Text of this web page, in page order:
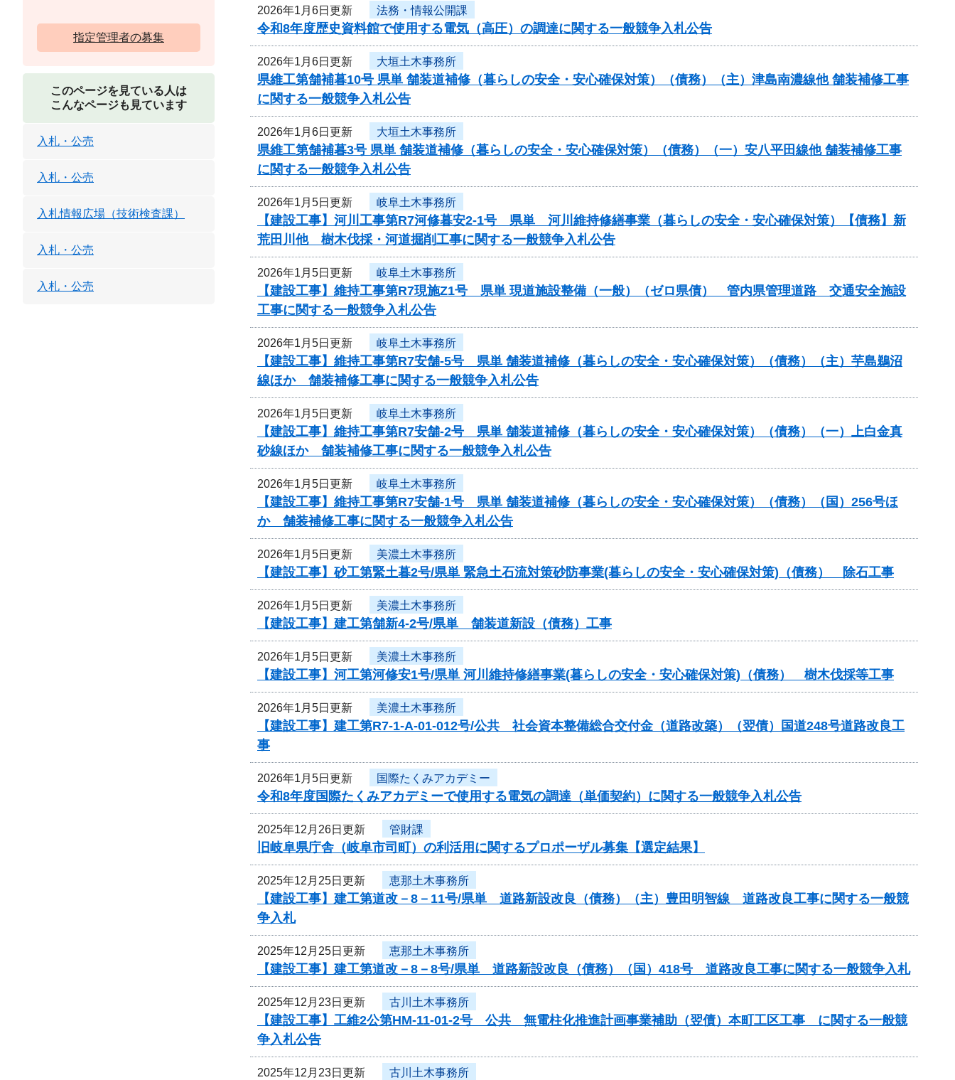
2026年1月6日更新 法務・情報公開課
令和8年度歴史資料館で使用する電気（高圧）の調達に関する一般競争入札公告
2026年1月6日更新 大垣土木事務所
県維工第舗補暮10号 県単 舗装道補修（暮らしの安全・安心確保対策）（債務）（主）津島南濃線他 舗装補修工事
に関する一般競争入札公告
2026年1月6日更新 大垣土木事務所
県維工第舗補暮3号 県単 舗装道補修（暮らしの安全・安心確保対策）（債務）（一）安八平田線他 舗装補修工事
に関する一般競争入札公告
2026年1月5日更新 岐阜土木事務所
【建設工事】河川工事第R7河修暮安2-1号 県単 河川維持修繕事業（暮らしの安全・安心確保対策）【債務】新
荒田川他 樹木伐採・河道掘削工事に関する一般競争入札公告
2026年1月5日更新 岐阜土木事務所
【建設工事】維持工事第R7現施Z1号 県単 現道施設整備（一般）（ゼロ県債） 管内県管理道路 交通安全施設
工事に関する一般競争入札公告
2026年1月5日更新 岐阜土木事務所
【建設工事】維持工事第R7安舗-5号 県単 舗装道補修（暮らしの安全・安心確保対策）（債務）（主）芋島鵜沼
線ほか 舗装補修工事に関する一般競争入札公告
2026年1月5日更新 岐阜土木事務所
【建設工事】維持工事第R7安舗-2号 県単 舗装道補修（暮らしの安全・安心確保対策）（債務）（一）上白金真
砂線ほか 舗装補修工事に関する一般競争入札公告
2026年1月5日更新 岐阜土木事務所
【建設工事】維持工事第R7安舗-1号 県単 舗装道補修（暮らしの安全・安心確保対策）（債務）（国）256号ほ
か 舗装補修工事に関する一般競争入札公告
2026年1月5日更新 美濃土木事務所
【建設工事】砂工第緊土暮2号/県単 緊急土石流対策砂防事業(暮らしの安全・安心確保対策)（債務） 除石工事
2026年1月5日更新 美濃土木事務所
【建設工事】建工第舗新4-2号/県単 舗装道新設（債務）工事
2026年1月5日更新 美濃土木事務所
【建設工事】河工第河修安1号/県単 河川維持修繕事業(暮らしの安全・安心確保対策)（債務） 樹木伐採等工事
2026年1月5日更新 美濃土木事務所
【建設工事】建工第R7-1-A-01-012号/公共 社会資本整備総合交付金（道路改築）（翌債）国道248号道路改良工
事
2026年1月5日更新 国際たくみアカデミー
令和8年度国際たくみアカデミーで使用する電気の調達（単価契約）に関する一般競争入札公告
2025年12月26日更新 管財課
旧岐阜県庁舎（岐阜市司町）の利活用に関するプロポーザル募集【選定結果】
2025年12月25日更新 恵那土木事務所
【建設工事】建工第道改－8－11号/県単 道路新設改良（債務）（主）豊田明智線 道路改良工事に関する一般競
争入札
2025年12月25日更新 恵那土木事務所
【建設工事】建工第道改－8－8号/県単 道路新設改良（債務）（国）418号 道路改良工事に関する一般競争入札
2025年12月23日更新 古川土木事務所
【建設工事】工維2公第HM-11-01-2号 公共 無電柱化推進計画事業補助（翌債）本町工区工事 に関する一般競
争入札公告
2025年12月23日更新 古川土木事務所
指定管理者の募集
このページを見ている人は
こんなページも見ています
入札・公売
入札・公売
入札情報広場（技術検査課）
入札・公売
入札・公売